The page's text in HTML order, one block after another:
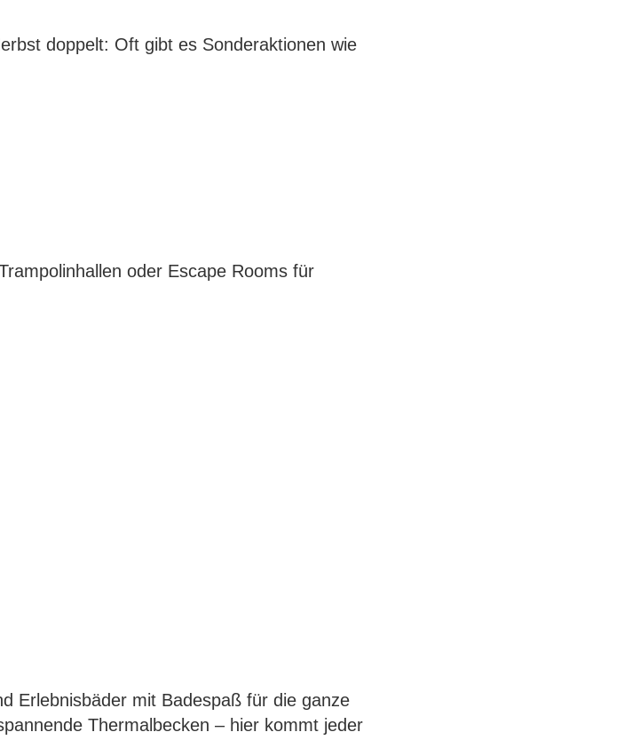
doppelt: Oft gibt es Sonderaktionen wie
oder Escape Rooms für
Erlebnisbäder mit Badespaß für die ganze
Thermalbecken – hier kommt jeder